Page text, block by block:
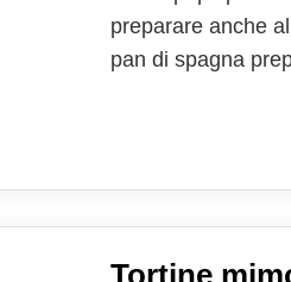
preparare anche
pan di spagna
e per il loro
Tortine